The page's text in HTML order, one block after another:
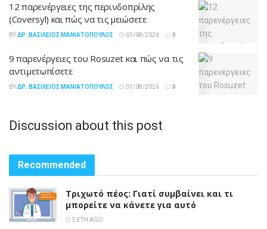
12 παρενέργειες της περινδοπρίλης
(Coversyl) και πώς να τις μειώσετε
BYΔΡ. ΒΑΣΊΛΕΙΟΣ ΜΑΝΙΑΤΌΠΟΥΛΟΣ 01/08/2026 0
9 παρενέργειες του Rosuzet και πώς να τις
αντιμετωπίσετε
BYΔΡ. ΒΑΣΊΛΕΙΟΣ ΜΑΝΙΑΤΌΠΟΥΛΟΣ 01/08/2026 0
Discussion about this post
Recommended
Τριχωτό πέος: Γιατί συμβαίνει και τι
μπορείτε να κάνετε για αυτό
5 ΈΤΗ AGO